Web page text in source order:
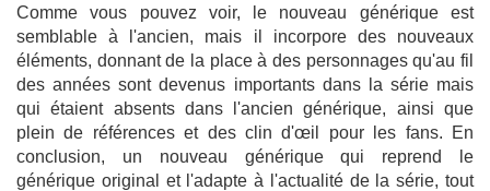
Comme vous pouvez voir, le nouveau générique est
semblable à l'ancien, mais il incorpore des nouveaux
éléments, donnant de la place à des personnages qu'au fil
des années sont devenus importants dans la série mais
qui étaient absents dans l'ancien générique, ainsi que
plein de références et des clin d'œil pour les fans. En
conclusion, un nouveau générique qui reprend le
générique original et l'adapte à l'actualité de la série, tout